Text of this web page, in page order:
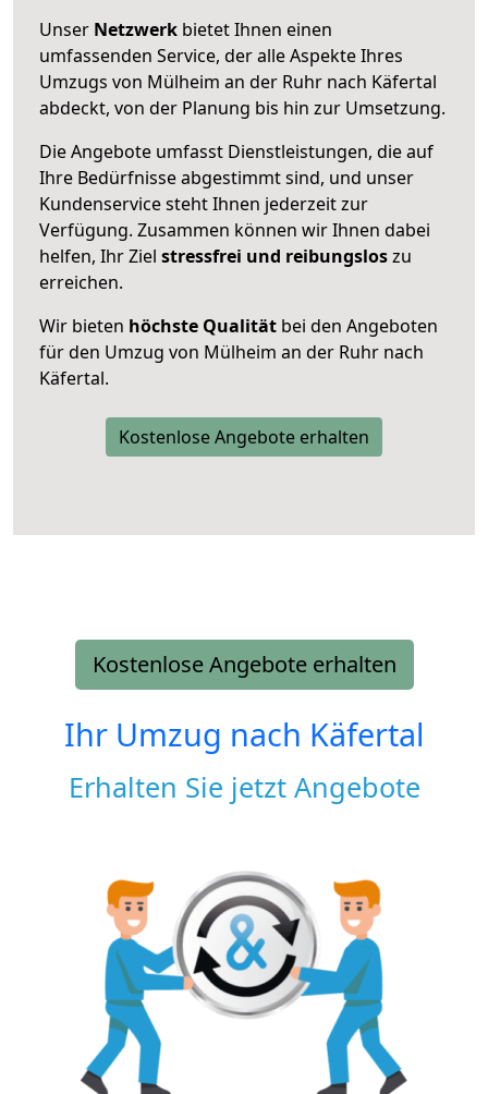
Unser Netzwerk bietet Ihnen einen
umfassenden Service, der alle Aspekte Ihres
Umzugs von Mülheim an der Ruhr nach Käfertal
abdeckt, von der Planung bis hin zur Umsetzung.
Die Angebote umfasst Dienstleistungen, die auf
Ihre Bedürfnisse abgestimmt sind, und unser
Kundenservice steht Ihnen jederzeit zur
Verfügung. Zusammen können wir Ihnen dabei
helfen, Ihr Ziel stressfrei und reibungsloszu
erreichen.
Wir bieten höchste Qualität bei den Angeboten
für den Umzug von Mülheim an der Ruhr nach
Käfertal.
Kostenlose Angebote erhalten
Kostenlose Angebote erhalten
Ihr Umzug nach Käfertal
Erhalten Sie jetzt Angebote